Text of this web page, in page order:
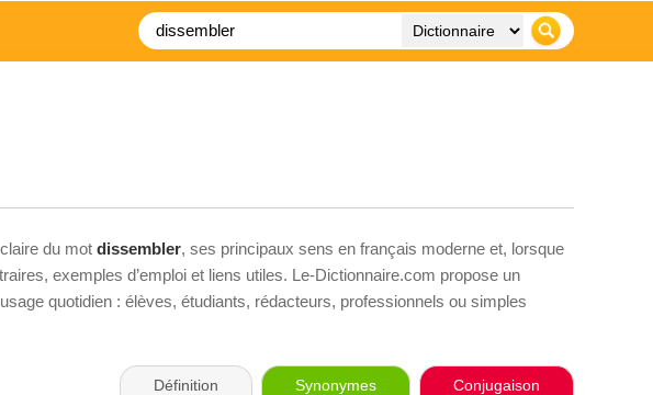
du mot dissembler, ses principaux sens en français moderne et, lorsque
exemples d’emploi et liens utiles. Le-Dictionnaire.com propose un
quotidien : élèves, étudiants, rédacteurs, professionnels ou simples
Définition Synonymes Conjugaison